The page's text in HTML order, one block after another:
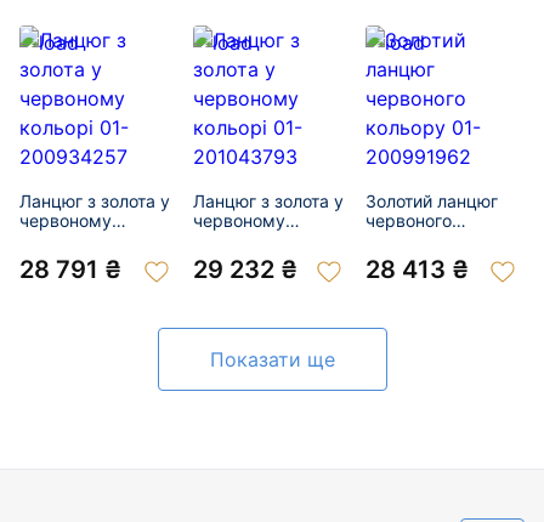
Ланцюг з золота у
червоному
200934257
28 791 ₴
Ланцюг з золота у
червоному
201043793
29 232 ₴
Золотий ланцюг
червоного
200991962
28 413 ₴
Показати ще